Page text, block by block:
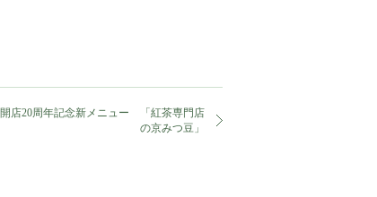
開店20周年記念新メニュー 「紅茶専門店
の京みつ豆」